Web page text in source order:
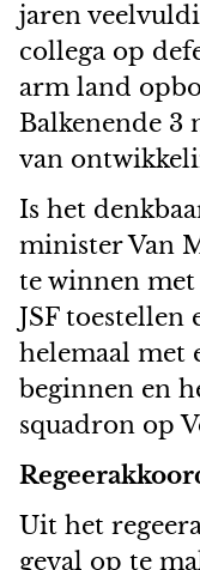
jaren
collega op
arm land
Balkenende 3
van
Is het
minister Van
te winnen
JSF toestellen
helemaal met
beginnen en
squadron op
Uit het
geval op te